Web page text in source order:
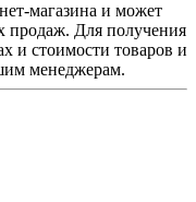
магазина и может
продаж. Для получения
и стоимости товаров и
менеджерам.